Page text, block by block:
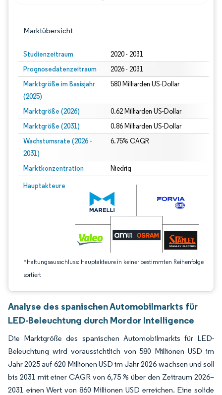
Marktübersicht
Studienzeitraum 2020 - 2031
Prognosedatenzeitraum 2026 - 2031
Marktgröße im Basisjahr
(2025)
580 Milliarden US-Dollar
Marktgröße (2026) 0.62 Milliarden US-Dollar
Marktgröße (2031) 0.86 Milliarden US-Dollar
Wachstumsrate (2026 -
2031)
6.75% CAGR
Marktkonzentration Niedrig
Hauptakteure
*Haftungsausschluss: Hauptakteure in keiner bestimmten Reihenfolge
sortiert
Bild © Mordor Intelligence. Wiederverwendung erfordert Namensnennung
Analyse des spanischen Automobilmarkts für
LED-Beleuchtung durch Mordor Intelligence
Die Marktgröße des spanischen Automobilmarkts für LED-
Beleuchtung wird voraussichtlich von 580 Millionen USD im
Jahr 2025 auf 620 Millionen USD im Jahr 2026 wachsen und soll
bis 2031 mit einer CAGR von 6,75 % über den Zeitraum 2026–
2031 einen Wert von 860 Millionen USD erreichen. Eine solide